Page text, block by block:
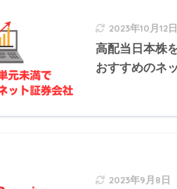
中小事業主資産相談業務
生保顧客資産相談業務
:損保顧客資産相談業務
験
2023年10月12日
高配当日本株
おすすめのネ
2023年9月8日